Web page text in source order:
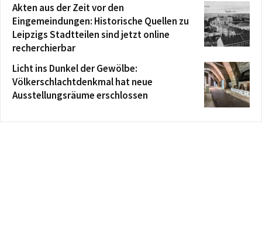
Akten aus der Zeit vor den
Eingemeindungen: Historische Quellen zu
Leipzigs Stadtteilen sind jetzt online
recherchierbar
Licht ins Dunkel der Gewölbe:
Völkerschlachtdenkmal hat neue
Ausstellungsräume erschlossen